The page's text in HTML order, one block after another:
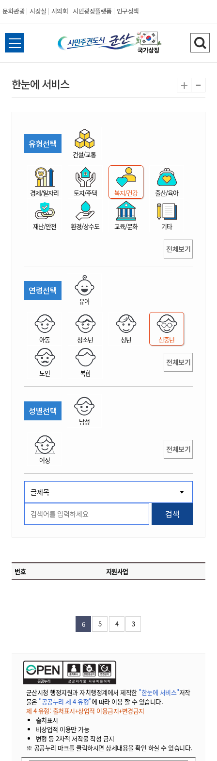
문화관광 시장실 시의회 시민광장플랫폼 인구정책
시
민
권
시
산
전
체
뉴
열
검
색
기
한눈에 서비스 + -
유형선택
건설/교통
경제/일자리 토지/주택 복지/건강 출산/육아
재난/안전 환경/상수도 교육/문화 기타
전체보기
연령선택
유아
아동 청소년 청년 신중년
노인 복합
전체보기
성별선택
남성
여성
전체보기
검색
번호 지원사업
6 5 4 3
군산시청 행정지원과 자치행정계에서 제작한 "한눈에 서비스"저작
물은 "공공누리 제 4 유형"에 따라 이용 할 수 있습니다.
제 4 유형: 출처표시+상업적 이용금지+변경금지
출처표시
비상업적 이용만 가능
변형 등 2차적 저작물 작성 금지
※ 공공누리 마크를 클릭하시면 상세내용을 확인 하실 수 있습니다.